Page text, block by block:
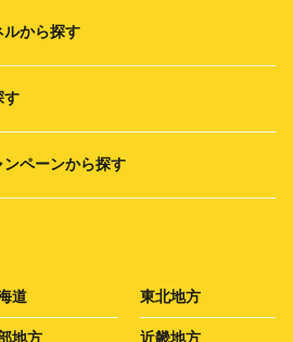
ルから探す
す
ペーンから探す
道 東北地方
地方 近畿地方